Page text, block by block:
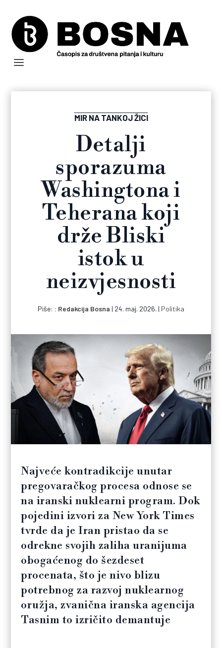
MIR NA TANKOJ ŽICI
Detalji
sporazuma
Washingtona i
Teherana koji
drže Bliski
istok u
neizvjesnosti
Piše: Redakcija Bosna | 24. maj. 2026. | Politika
Najveće kontradikcije unutar
pregovaračkog procesa odnose se
na iranski nuklearni program. Dok
pojedini izvori za New York Times
tvrde da je Iran pristao da se
odrekne svojih zaliha uranijuma
obogaćenog do šezdeset
procenata, što je nivo blizu
potrebnog za razvoj nuklearnog
oružja, zvanična iranska agencija
Tasnim to izričito demantuje